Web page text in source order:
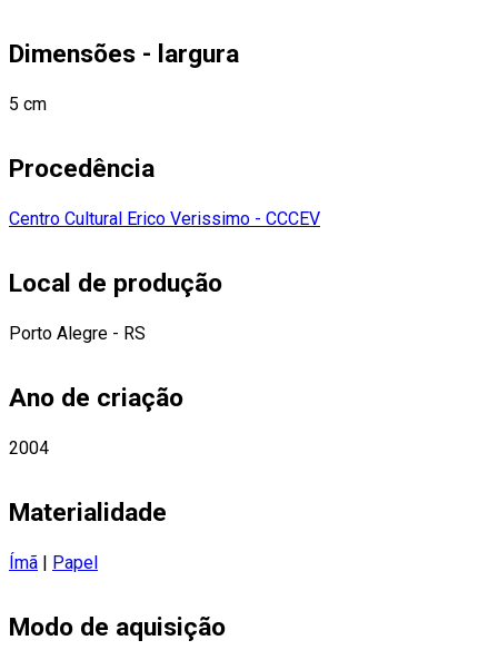
Dimensões - largura
5 cm
Procedência
Centro Cultural Erico Verissimo - CCCEV
Local de produção
Porto Alegre - RS
Ano de criação
2004
Materialidade
Ímã Papel
Modo de aquisição